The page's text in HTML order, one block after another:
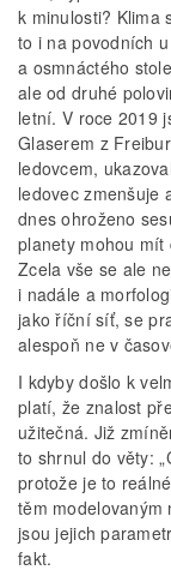
k minulosti? Klima
to i na povodních
a osmnáctého
ale od druhé
letní. V roce 2019
Glaserem z
ledovcem,
ledovec zmenšuje
dnes ohroženo
planety mohou mít
Zcela vše se ale
i nadále a
jako říční síť, se
alespoň ne v
I kdyby došlo k
platí, že znalost
užitečná. Již
to shrnul do věty:
protože je to
těm
jsou jejich
fakt.